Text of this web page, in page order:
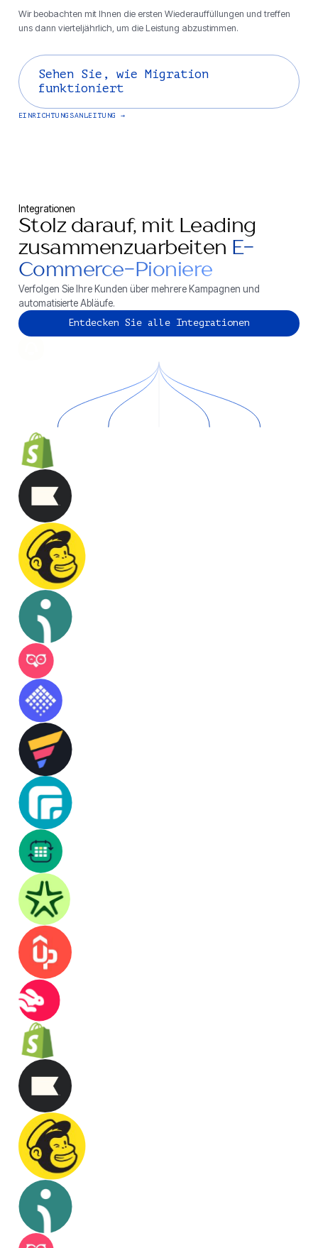
Wir beobachten mit Ihnen die ersten Wiederauffüllungen und treffen
uns dann vierteljährlich, um die Leistung abzustimmen.
Sehen Sie, wie Migration
funktioniert
EINRICHTUNGSANLEITUNG
Integrationen
Stolz darauf, mit Leading
zusammenzuarbeiten E-
Commerce-Pioniere
Verfolgen Sie Ihre Kunden über mehrere Kampagnen und
automatisierte Abläufe.
Entdecken Sie alle Integrationen